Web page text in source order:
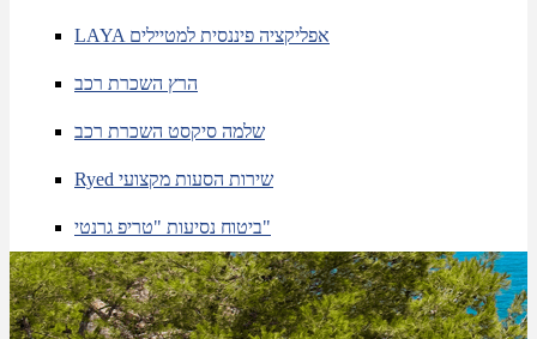
LAYA אפליקציה פיננסית למטיילים
הרץ השכרת רכב
שלמה סיקסט השכרת רכב
Ryed שירות הסעות מקצועי
ביטוח נסיעות "טריפ גרנטי"